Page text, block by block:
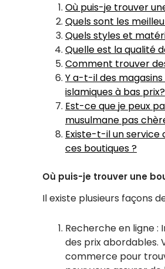
Où puis-je trouver
Quels sont les
Quels styles et
Quelle est la qualité
Comment trouver
Y a-t-il des
islamiques à bas prix?
Est-ce que je peux
musulmane pas
Existe-t-il un service
ces boutiques ?
Où puis-je trouver une
Il existe plusieurs façons
Recherche en ligne
des prix abordables.
commerce pour